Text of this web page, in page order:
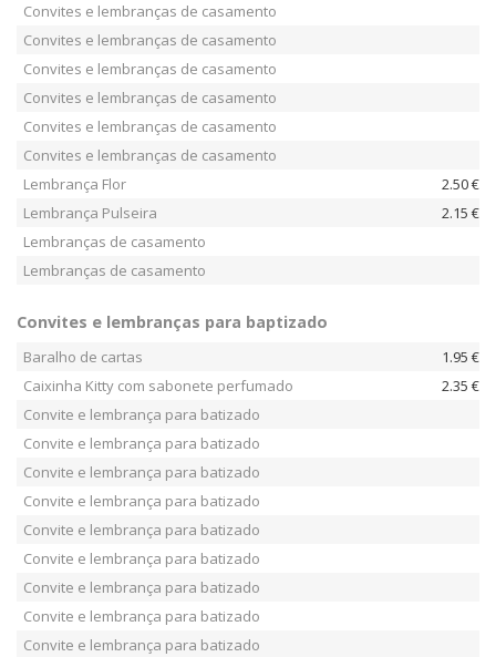
Convites e lembranças de casamento
Convites e lembranças de casamento
Convites e lembranças de casamento
Convites e lembranças de casamento
Convites e lembranças de casamento
Convites e lembranças de casamento
Lembrança Flor
2.50 €
Lembrança Pulseira
2.15 €
Lembranças de casamento
Lembranças de casamento
Convites e lembranças para baptizado
Baralho de cartas
1.95 €
Caixinha Kitty com sabonete perfumado
2.35 €
Convite e lembrança para batizado
Convite e lembrança para batizado
Convite e lembrança para batizado
Convite e lembrança para batizado
Convite e lembrança para batizado
Convite e lembrança para batizado
Convite e lembrança para batizado
Convite e lembrança para batizado
Convite e lembrança para batizado